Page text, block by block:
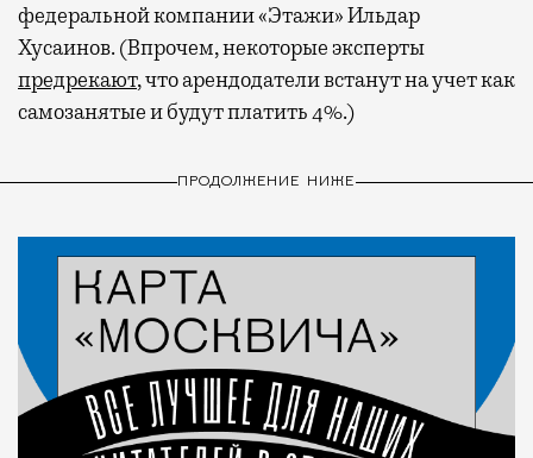
федеральной компании «Этажи» Ильдар
Хусаинов. (Впрочем, некоторые эксперты
предрекают, что арендодатели встанут на учет как
самозанятые и будут платить 4%.)
ПРОДОЛЖЕНИЕ НИЖЕ